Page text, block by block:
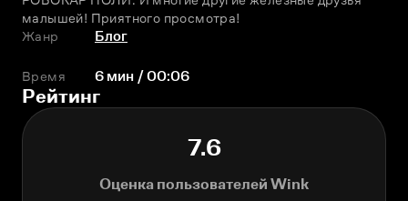
малышей! Приятного просмотра!
Жанр
Блог
Время 6 мин / 00:06
Рейтинг
7.6
Оценка пользователей Wink